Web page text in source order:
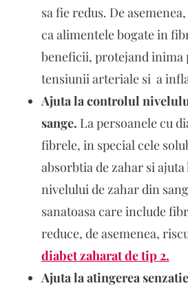
sa fie redus. De
ca alimentele bogate in
beneficii, protejand inima
tensiunii arteriale si a
Ajuta la controlul
sange. La persoanele cu
fibrele, in special cele
absorbtia de zahar si
nivelului de zahar din
sanatoasa care include
reduce, de asemenea,
diabet zaharat de tip 2.
Ajuta la atingerea